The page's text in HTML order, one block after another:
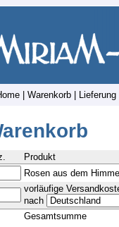
Warenkorb Lieferung
Produkt
Rosen aus dem
vorläufige
nach
Gesamtsumme